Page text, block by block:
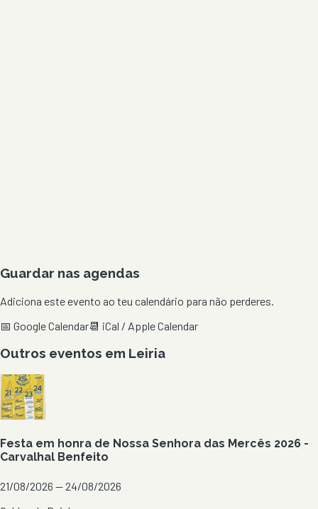
Guardar nas agendas
Adiciona este evento ao teu calendário para não perderes.
📅 Google Calendar📆 iCal / Apple Calendar
Outros eventos em Leiria
Festa em honra de Nossa Senhora das Mercês 2026 -
Carvalhal Benfeito
21/08/2026 — 24/08/2026